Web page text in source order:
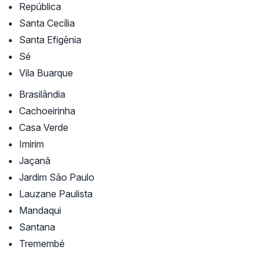
República
Santa Cecília
Santa Efigênia
Sé
Vila Buarque
Brasilândia
Cachoeirinha
Casa Verde
Imirim
Jaçanã
Jardim São Paulo
Lauzane Paulista
Mandaqui
Santana
Tremembé